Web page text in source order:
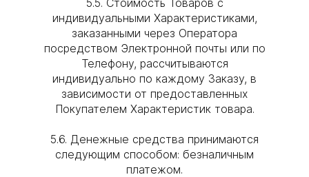
индивидуальными Характеристиками,
заказанными через Оператора
посредством Электронной почты или по
Телефону, рассчитываются
индивидуально по каждому Заказу, в
зависимости от предоставленных
Покупателем Характеристик товара.
5.6. Денежные средства принимаются
следующим способом: безналичным
платежом.